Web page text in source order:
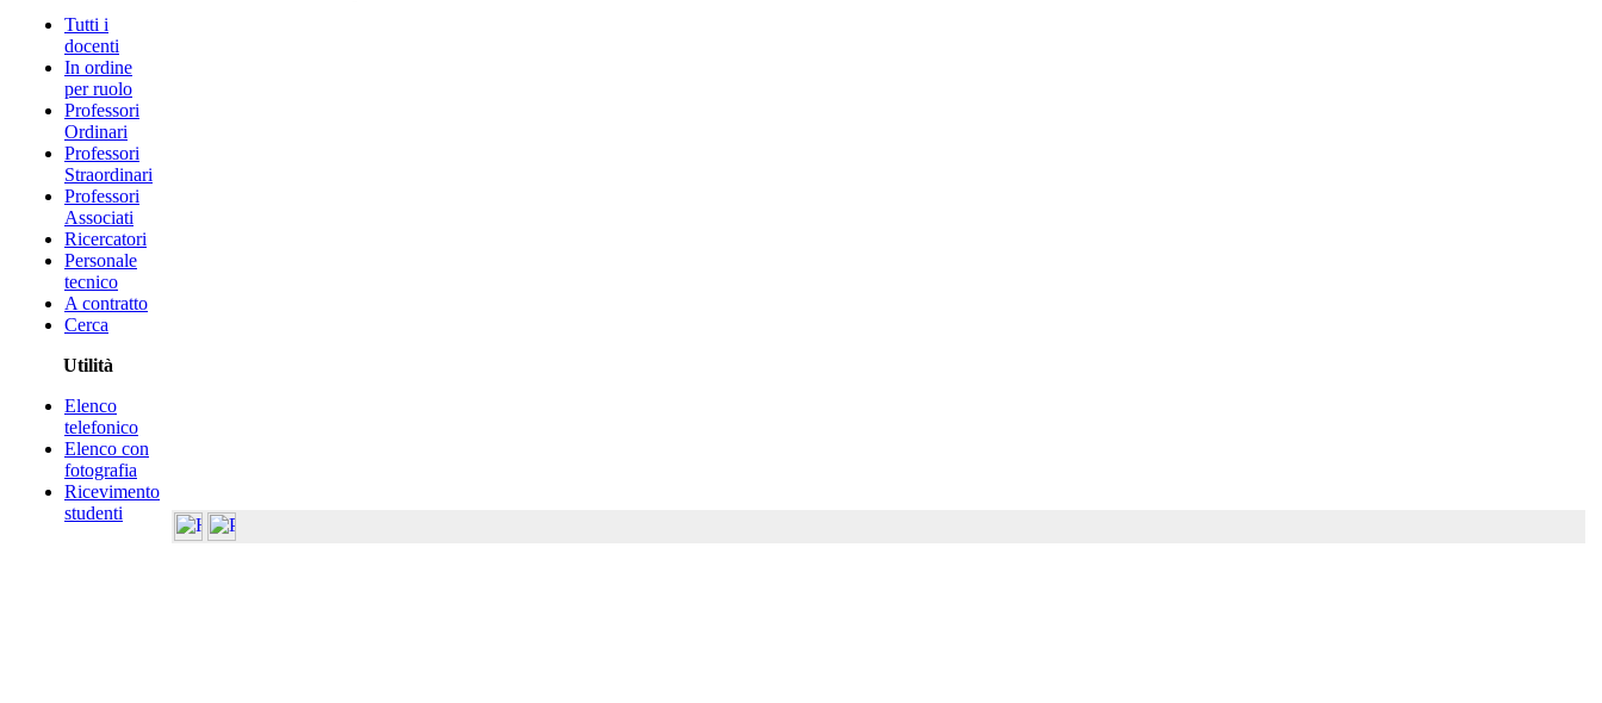
Tutti i
docenti
In ordine
per ruolo
Professori
Ordinari
Professori
Straordinari
Professori
Associati
Ricercatori
Personale
tecnico
A contratto
Cerca
Utilità
Elenco
telefonico
Elenco con
fotografia
Ricevimento
studenti